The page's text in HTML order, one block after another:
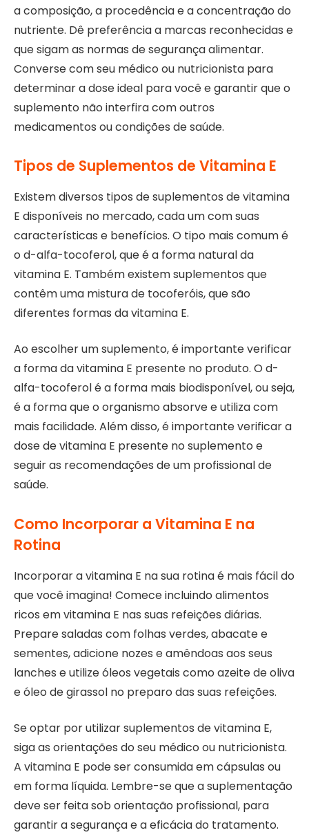
a composição, a procedência e a concentração do
nutriente. Dê preferência a marcas reconhecidas e
que sigam as normas de segurança alimentar.
Converse com seu médico ou nutricionista para
determinar a dose ideal para você e garantir que o
suplemento não interfira com outros
medicamentos ou condições de saúde.
Tipos de Suplementos de Vitamina E
Existem diversos tipos de suplementos de vitamina
E disponíveis no mercado, cada um com suas
características e benefícios. O tipo mais comum é
o d-alfa-tocoferol, que é a forma natural da
vitamina E. Também existem suplementos que
contêm uma mistura de tocoferóis, que são
diferentes formas da vitamina E.
Ao escolher um suplemento, é importante verificar
a forma da vitamina E presente no produto. O d-
alfa-tocoferol é a forma mais biodisponível, ou seja,
é a forma que o organismo absorve e utiliza com
mais facilidade. Além disso, é importante verificar a
dose de vitamina E presente no suplemento e
seguir as recomendações de um profissional de
saúde.
Como Incorporar a Vitamina E na
Rotina
Incorporar a vitamina E na sua rotina é mais fácil do
que você imagina! Comece incluindo alimentos
ricos em vitamina E nas suas refeições diárias.
Prepare saladas com folhas verdes, abacate e
sementes, adicione nozes e amêndoas aos seus
lanches e utilize óleos vegetais como azeite de oliva
e óleo de girassol no preparo das suas refeições.
Se optar por utilizar suplementos de vitamina E,
siga as orientações do seu médico ou nutricionista.
A vitamina E pode ser consumida em cápsulas ou
em forma líquida. Lembre-se que a suplementação
deve ser feita sob orientação profissional, para
garantir a segurança e a eficácia do tratamento.